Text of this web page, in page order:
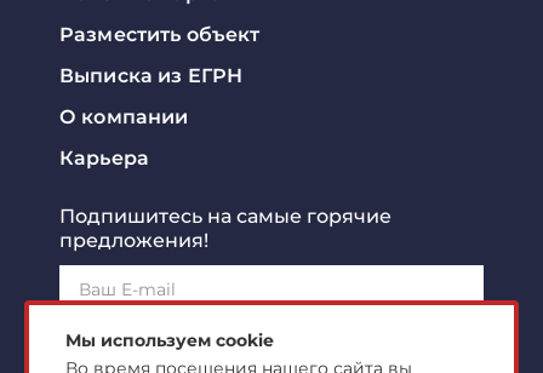
Разместить объект
Выписка из ЕГРН
О компании
Карьера
Подпишитесь на самые горячие
предложения!
Подписаться!
Мы используем cookie
Во время посещения нашего сайта вы